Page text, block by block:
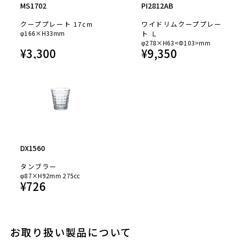
MS1702
クーププレート 17cm
φ166×H33mm
¥3,300
PI2812AB
ワイドリムクーププレー
ト Ｌ
φ278×H63<Φ103>mm
¥9,350
DX1560
タンブラー
φ87×H92mm 275cc
¥726
お取り扱い製品について